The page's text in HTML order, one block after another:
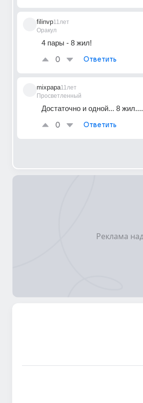
filinvp
Оракул
11лет
4 пары - 8 жил!
0 Ответить
mixpapa
Просветленный
11лет
Достаточно и одной... 8 жил....
0 Ответить